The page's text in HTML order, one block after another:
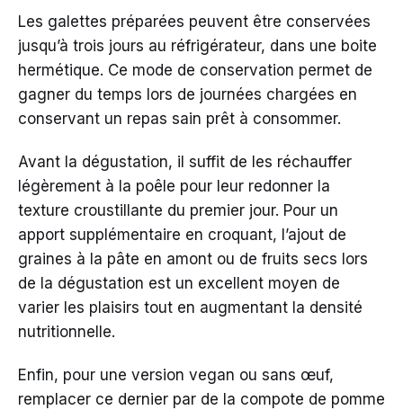
Les galettes préparées peuvent être conservées
jusqu’à trois jours au réfrigérateur, dans une boite
hermétique. Ce mode de conservation permet de
gagner du temps lors de journées chargées en
conservant un repas sain prêt à consommer.
Avant la dégustation, il suffit de les réchauffer
légèrement à la poêle pour leur redonner la
texture croustillante du premier jour. Pour un
apport supplémentaire en croquant, l’ajout de
graines à la pâte en amont ou de fruits secs lors
de la dégustation est un excellent moyen de
varier les plaisirs tout en augmentant la densité
nutritionnelle.
Enfin, pour une version vegan ou sans œuf,
remplacer ce dernier par de la compote de pomme